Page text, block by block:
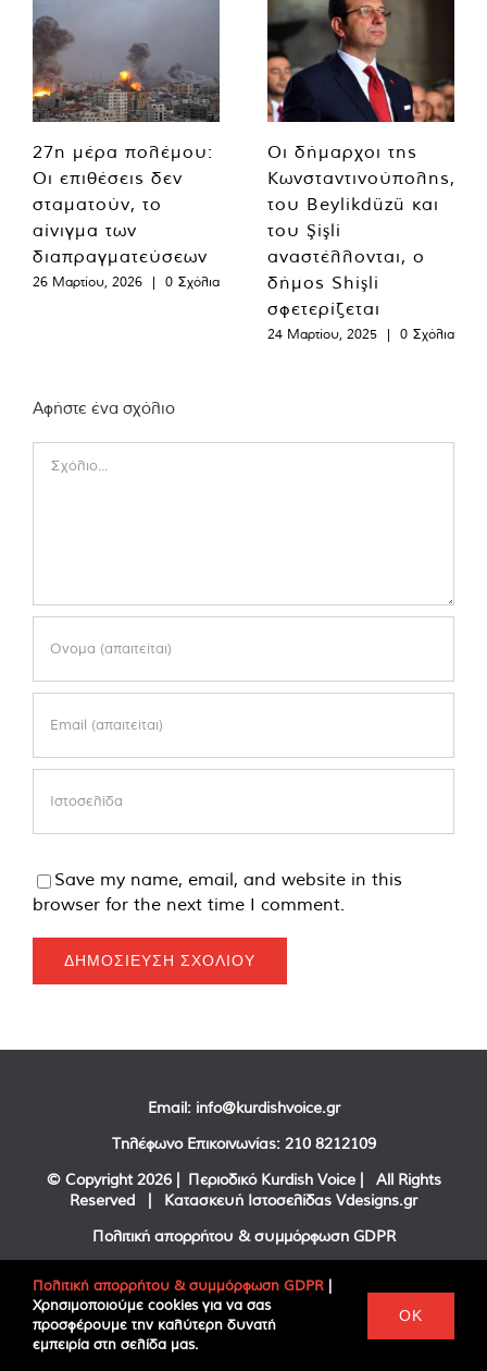
27η μέρα πολέμου:
Οι επιθέσεις δεν
σταματούν, το
αίνιγμα των
διαπραγματεύσεων
26 Μαρτίου, 2026 | 0 Σχόλια
Οι δήμαρχοι της
Κωνσταντινούπολης,
του Beylikdüzü και
του Şişli
αναστέλλονται, ο
δήμος Shişli
σφετερίζεται
24 Μαρτίου, 2025 | 0 Σχόλια
Αφήστε ένα σχόλιο
Save my name, email, and website in this
browser for the next time I comment.
Email: info@kurdishvoice.gr
Τηλέφωνο Επικοινωνίας: 210 8212109
© Copyright 2026 | Περιοδικό Kurdish Voice | All Rights
Reserved | Κατασκευή Ιστοσελίδας Vdesigns.gr
Πολιτική απορρήτου & συμμόρφωση GDPR
FacebookTwitter
Πολιτική απορρήτου & συμμόρφωση GDPR |
Χρησιμοποιούμε cookies για να σας
προσφέρουμε την καλύτερη δυνατή
εμπειρία στη σελίδα μας.
OK